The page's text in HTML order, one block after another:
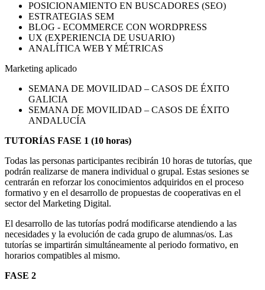
POSICIONAMIENTO EN BUSCADORES (SEO)
ESTRATEGIAS SEM
BLOG - ECOMMERCE CON WORDPRESS
UX (EXPERIENCIA DE USUARIO)
ANALÍTICA WEB Y MÉTRICAS
Marketing aplicado
SEMANA DE MOVILIDAD – CASOS DE ÉXITO
GALICIA
SEMANA DE MOVILIDAD – CASOS DE ÉXITO
ANDALUCÍA
TUTORÍAS FASE 1 (10 horas)
Todas las personas participantes recibirán 10 horas de tutorías, que
podrán realizarse de manera individual o grupal. Estas sesiones se
centrarán en reforzar los conocimientos adquiridos en el proceso
formativo y en el desarrollo de propuestas de cooperativas en el
sector del Marketing Digital.
El desarrollo de las tutorías podrá modificarse atendiendo a las
necesidades y la evolución de cada grupo de alumnas/os. Las
tutorías se impartirán simultáneamente al periodo formativo, en
horarios compatibles al mismo.
FASE 2